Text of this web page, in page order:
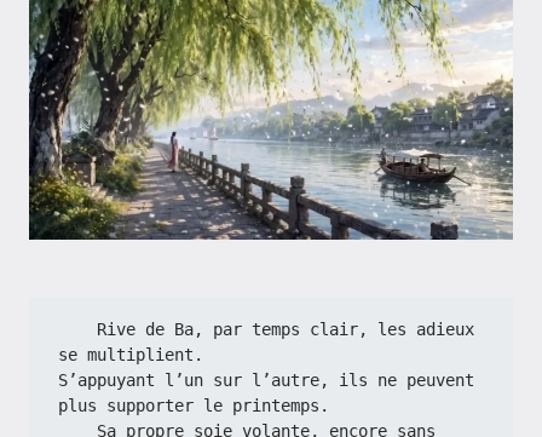
se multiplient.
S’appuyant l’un sur l’autre, ils ne peuvent
plus supporter le printemps.